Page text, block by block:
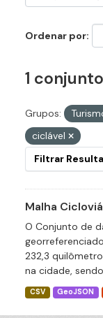
Ordenar por
1
Grupos:
ciclável
Filtrar
Malha
O Conjunto de
232,3
na cidade,
CSV GeoJSON